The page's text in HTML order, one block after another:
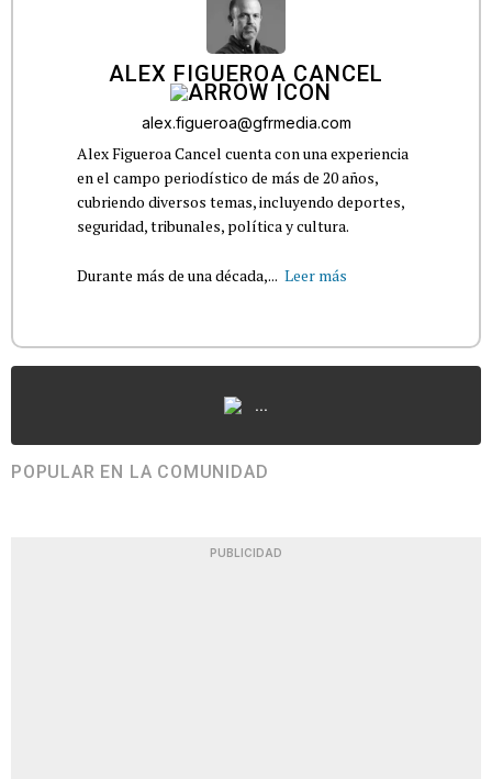
ALEX FIGUEROA CANCEL
alex.figueroa@gfrmedia.com
Alex Figueroa Cancel cuenta con una experiencia
en el campo periodístico de más de 20 años,
cubriendo diversos temas, incluyendo deportes,
seguridad, tribunales, política y cultura.
Durante más de una década,... Leer más
...
POPULAR EN LA COMUNIDAD
PUBLICIDAD